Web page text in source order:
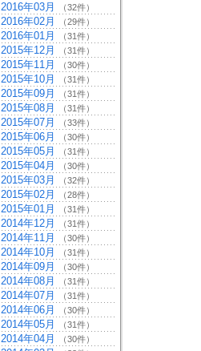
2016年03月 （32件）
2016年02月 （29件）
2016年01月 （31件）
2015年12月 （31件）
2015年11月 （30件）
2015年10月 （31件）
2015年09月 （31件）
2015年08月 （31件）
2015年07月 （33件）
2015年06月 （30件）
2015年05月 （31件）
2015年04月 （30件）
2015年03月 （32件）
2015年02月 （28件）
2015年01月 （31件）
2014年12月 （31件）
2014年11月 （30件）
2014年10月 （31件）
2014年09月 （30件）
2014年08月 （31件）
2014年07月 （31件）
2014年06月 （30件）
2014年05月 （31件）
2014年04月 （30件）